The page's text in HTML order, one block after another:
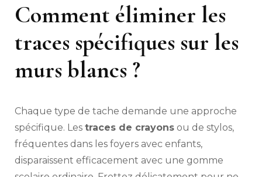
Comment éliminer les
traces spécifiques sur les
murs blancs ?
Chaque type de tache demande une approche
spécifique. Les traces de crayons ou de stylos,
fréquentes dans les foyers avec enfants,
disparaissent efficacement avec une gomme